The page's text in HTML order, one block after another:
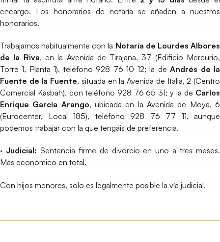
encargo. Los honorarios de notaría se añaden a nuestros
honorarios.
Trabajamos habitualmente con la Notaría de Lourdes Albores
de la Riva, en la Avenida de Tirajana, 37 (Edificio Mercurio,
Torre 1, Planta 1), teléfono 928 76 10 12; la deAndrés de la
Fuente de la Fuente, situada en la Avenida de Italia, 2 (Centro
Comercial Kasbah), con teléfono 928 76 65 31; y la de Carlos
Enrique García Arango, ubicada en la Avenida de Moya, 6
(Eurocenter, Local 185), teléfono 928 76 77 11, aunque
podemos trabajar con la que tengáis de preferencia.
· Judicial: Sentencia firme de divorcio en uno a tres meses.
Más económico en total.
Con hijos menores, solo es legalmente posible la vía judicial.